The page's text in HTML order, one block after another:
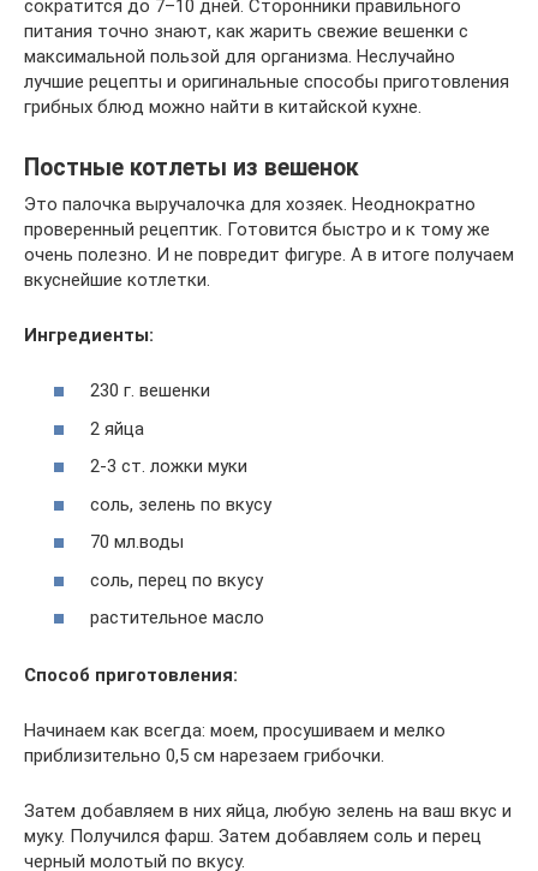
сократится до 7–10 дней. Сторонники правильного
питания точно знают, как жарить свежие вешенки с
максимальной пользой для организма. Неслучайно
лучшие рецепты и оригинальные способы приготовления
грибных блюд можно найти в китайской кухне.
Постные котлеты из вешенок
Это палочка выручалочка для хозяек. Неоднократно
проверенный рецептик. Готовится быстро и к тому же
очень полезно. И не повредит фигуре. А в итоге получаем
вкуснейшие котлетки.
Ингредиенты:
230 г. вешенки
2 яйца
2-3 ст. ложки муки
соль, зелень по вкусу
70 мл.воды
соль, перец по вкусу
растительное масло
Способ приготовления:
Начинаем как всегда: моем, просушиваем и мелко
приблизительно 0,5 см нарезаем грибочки.
Затем добавляем в них яйца, любую зелень на ваш вкус и
муку. Получился фарш. Затем добавляем соль и перец
черный молотый по вкусу.